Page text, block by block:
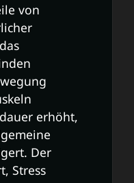
von
erhöht,
Der
Stress